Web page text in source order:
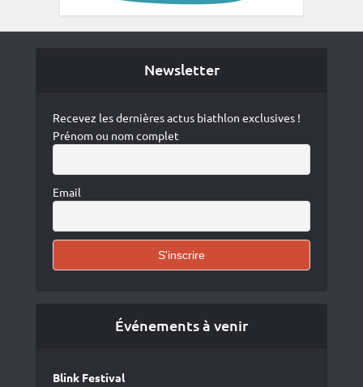
Newsletter
Recevez les dernières actus biathlon exclusives !
Prénom ou nom complet
Email
Événements à venir
Blink Festival